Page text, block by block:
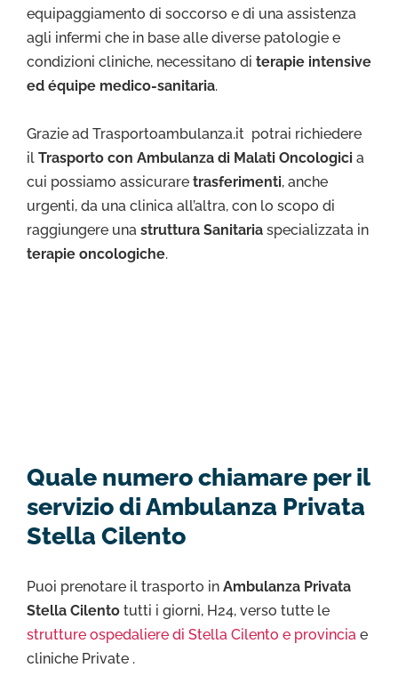
equipaggiamento di soccorso e di una assistenza
agli infermi che in base alle diverse patologie e
condizioni cliniche, necessitano di terapie intensive
ed équipe medico-sanitaria.
Grazie ad Trasportoambulanza.it potrai richiedere
il Trasporto con Ambulanza di Malati Oncologici a
cui possiamo assicurare trasferimenti, anche
urgenti, da una clinica all’altra, con lo scopo di
raggiungere una struttura Sanitaria specializzata in
terapie oncologiche.
Quale numero chiamare per il
servizio di Ambulanza Privata
Stella Cilento
Puoi prenotare il trasporto in Ambulanza Privata
Stella Cilento tutti i giorni, H24, verso tutte le
strutture ospedaliere di Stella Cilento e provincia e
cliniche Private .